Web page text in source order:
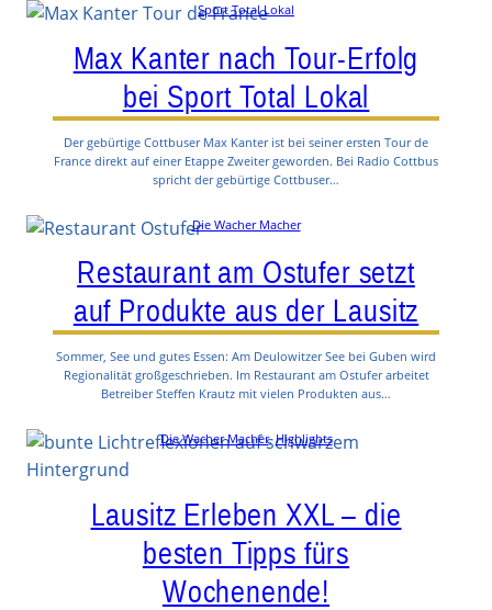
Sport Total Lokal
Max Kanter nach Tour-Erfolg
bei Sport Total Lokal
Der gebürtige Cottbuser Max Kanter ist bei seiner ersten Tour de
France direkt auf einer Etappe Zweiter geworden. Bei Radio Cottbus
spricht der gebürtige Cottbuser…
Die Wacher Macher
Restaurant am Ostufer setzt
auf Produkte aus der Lausitz
Sommer, See und gutes Essen: Am Deulowitzer See bei Guben wird
Regionalität großgeschrieben. Im Restaurant am Ostufer arbeitet
Betreiber Steffen Krautz mit vielen Produkten aus…
Die Wacher Macher, Highlights
Lausitz Erleben XXL – die
besten Tipps fürs
Wochenende!